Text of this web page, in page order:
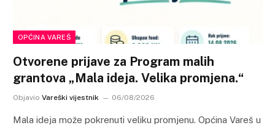
OPĆINA VAREŠ
Otvorene prijave za Program malih
grantova „Mala ideja. Velika promjena.“
Objavio Vareški vijestnik 06/08/2026
Mala ideja može pokrenuti veliku promjenu. Općina Vareš u